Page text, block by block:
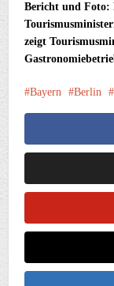
Bericht und Foto:
zeigt
Bayern Berlin